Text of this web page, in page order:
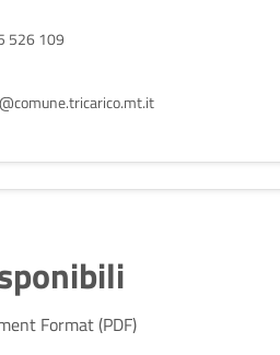
526 109
Format (PDF)